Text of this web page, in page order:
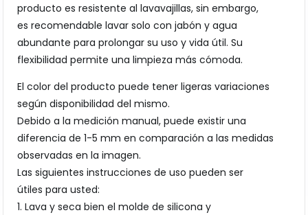
producto es resistente al lavavajillas, sin embargo,
es recomendable lavar solo con jabón y agua
abundante para prolongar su uso y vida útil. Su
flexibilidad permite una limpieza más cómoda.
El color del producto puede tener ligeras variaciones
según disponibilidad del mismo.
Debido a la medición manual, puede existir una
diferencia de 1-5 mm en comparación a las medidas
observadas en la imagen.
Las siguientes instrucciones de uso pueden ser
útiles para usted:
1. Lava y seca bien el molde de silicona y